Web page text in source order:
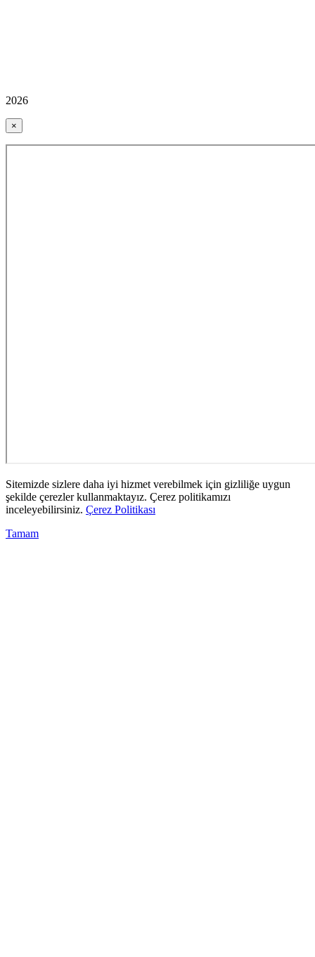
2026
×
Sitemizde sizlere daha iyi hizmet verebilmek için gizliliğe uygun
şekilde çerezler kullanmaktayız. Çerez politikamızı
inceleyebilirsiniz. Çerez Politikası
Tamam